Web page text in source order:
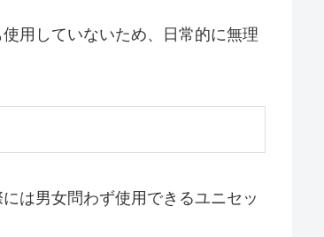
用していないため、日常的に無理
は男女問わず使用できるユニセッ